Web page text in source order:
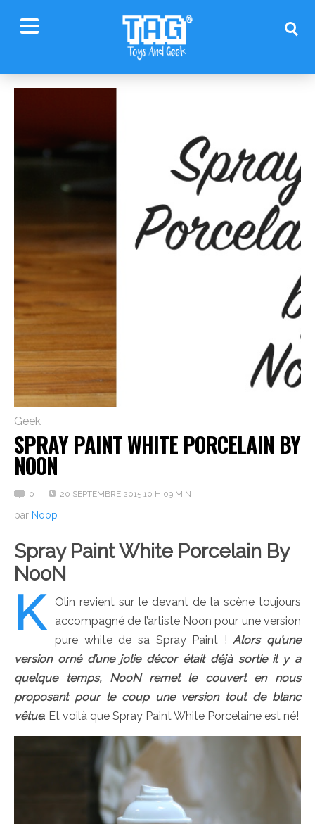
Geek
SPRAY PAINT WHITE PORCELAIN BY
NOON
0 20 SEPTEMBRE 2015 10 H 09 MIN
par Noop
Spray Paint White Porcelain By
NooN
K
Olin revient sur le devant de la scène toujours
accompagné de l’artiste Noon pour une version
pure white de sa Spray Paint !Alors qu’une
version orné d’une jolie décor était déjà sortie il y a
quelque temps, NooN remet le couvert en nous
proposant pour le coup une version tout de blanc
vêtue. Et voilà que Spray Paint White Porcelaine est né!